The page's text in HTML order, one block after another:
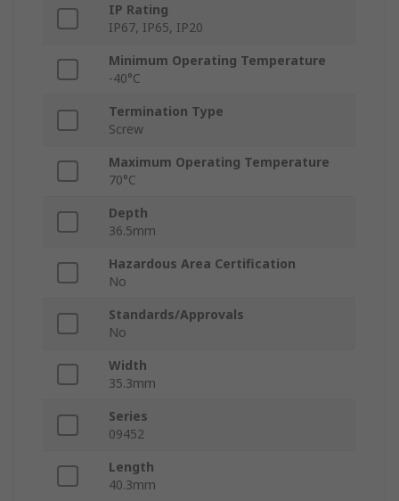
IP Rating
IP67, IP65, IP20
Minimum Operating Temperature
-40°C
Termination Type
Screw
Maximum Operating Temperature
70°C
Depth
36.5mm
Hazardous Area Certification
No
Standards/Approvals
No
Width
35.3mm
Series
09452
Length
40.3mm